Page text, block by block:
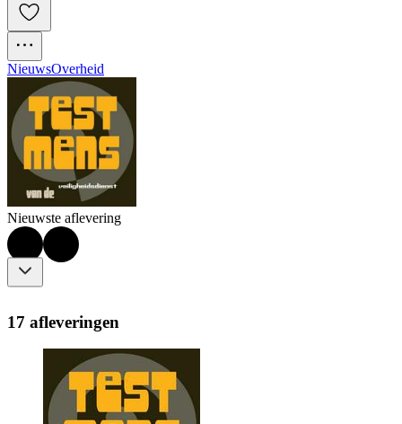
NieuwsOverheid
Nieuwste aflevering
17 afleveringen